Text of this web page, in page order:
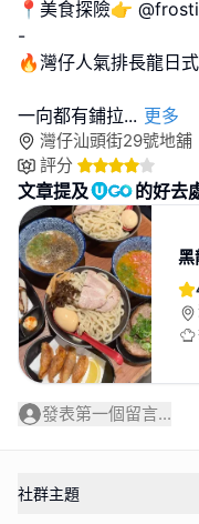
📍美食探險👉
-
🔥灣仔人氣排長龍日
一向都有鋪拉... 更多
灣仔汕頭街29號地舖
評分
文章提及 的好去
黑
發表第一個留言...
社群主題